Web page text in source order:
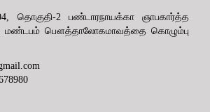
தொகுதி-2 பண்டாரநாயக்கா ஞாபகார்த்த
மண்டபம் பௌத்தாலோகமாவத்தை கொழும்பு